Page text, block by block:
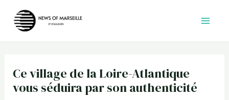
Ce village de la Loire-Atlantique
vous séduira par son authenticité